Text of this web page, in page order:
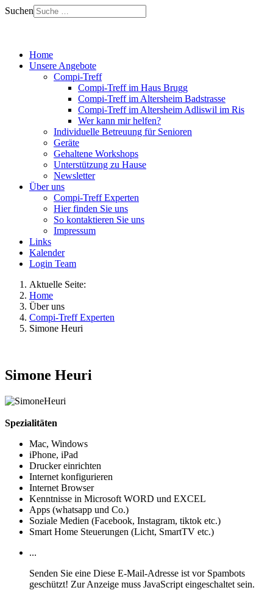
Suchen
Home
Unsere Angebote
Compi-Treff
Compi-Treff im Haus Brugg
Compi-Treff im Altersheim Badstrasse
Compi-Treff im Altersheim Adliswil im Ris
Wer kann mir helfen?
Individuelle Betreuung für Senioren
Geräte
Gehaltene Workshops
Unterstützung zu Hause
Newsletter
Über uns
Compi-Treff Experten
Hier finden Sie uns
So kontaktieren Sie uns
Impressum
Links
Kalender
Login Team
Aktuelle Seite:
Home
Über uns
Compi-Treff Experten
Simone Heuri
Simone Heuri
Spezialitäten
Mac, Windows
iPhone, iPad
Drucker einrichten
Internet konfigurieren
Internet Browser
Kenntnisse in Microsoft WORD und EXCEL
Apps (whatsapp und Co.)
Soziale Medien (Facebook, Instagram, tiktok etc.)
Smart Home Steuerungen (Licht, SmartTV etc.)
...
Senden Sie eine Diese E-Mail-Adresse ist vor Spambots
geschützt! Zur Anzeige muss JavaScript eingeschaltet sein.